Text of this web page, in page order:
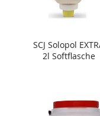
SCJ Solopol
2l Softflasche